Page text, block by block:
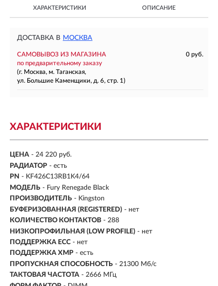
ХАРАКТЕРИСТИКИ ОПИСАНИЕ
ДОСТАВКА В МОСКВА
САМОВЫВОЗ ИЗ МАГАЗИНА
0 руб.
по предварительному заказу
(г. Москва, м. Таганская,
ул. Большие Каменщики, д. 6, стр. 1)
ХАРАКТЕРИСТИКИ
ЦЕНА - 24 220 руб.
РАДИАТОР - есть
PN - KF426C13RB1K4/64
МОДЕЛЬ - Fury Renegade Black
ПРОИЗВОДИТЕЛЬ - Kingston
БУФЕРИЗОВАННАЯ (REGISTERED) - нет
КОЛИЧЕСТВО КОНТАКТОВ - 288
НИЗКОПРОФИЛЬНАЯ (LOW PROFILE) - нет
ПОДДЕРЖКА ECC - нет
ПОДДЕРЖКА XMP - есть
ПРОПУСКНАЯ СПОСОБНОСТЬ - 21300 Мб/с
ТАКТОВАЯ ЧАСТОТА - 2666 МГц